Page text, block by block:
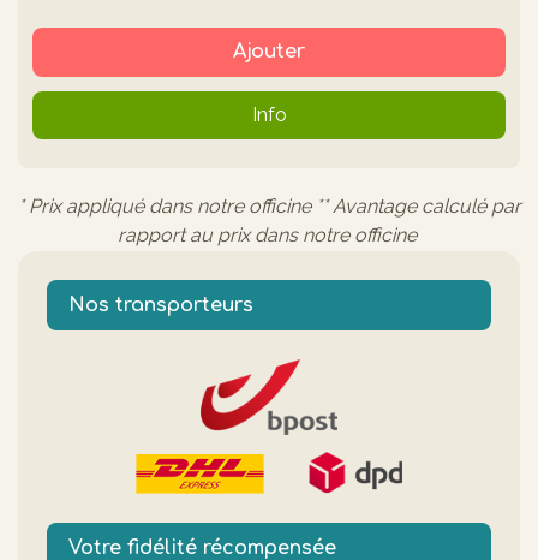
Ajouter
Info
* Prix appliqué dans notre officine ** Avantage calculé par
rapport au prix dans notre officine
Nos transporteurs
Votre fidélité récompensée